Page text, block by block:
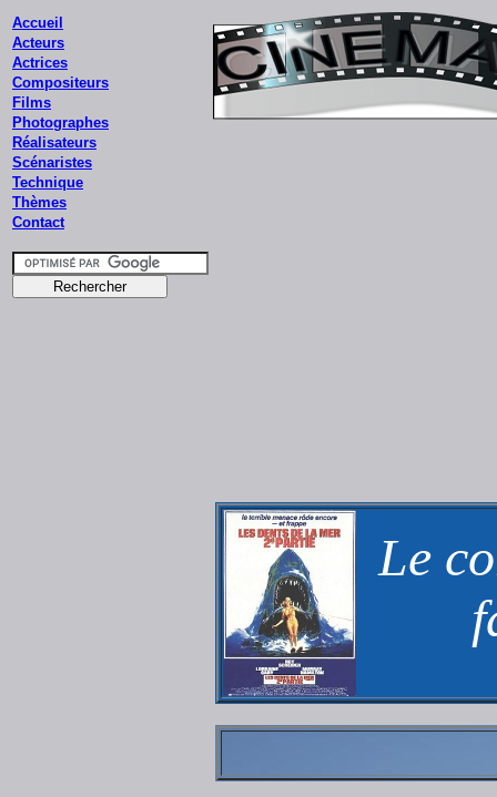
Accueil
Acteurs
Actrices
Compositeurs
Films
Photographes
Réalisateurs
Scénaristes
Technique
Thèmes
Contact
Le